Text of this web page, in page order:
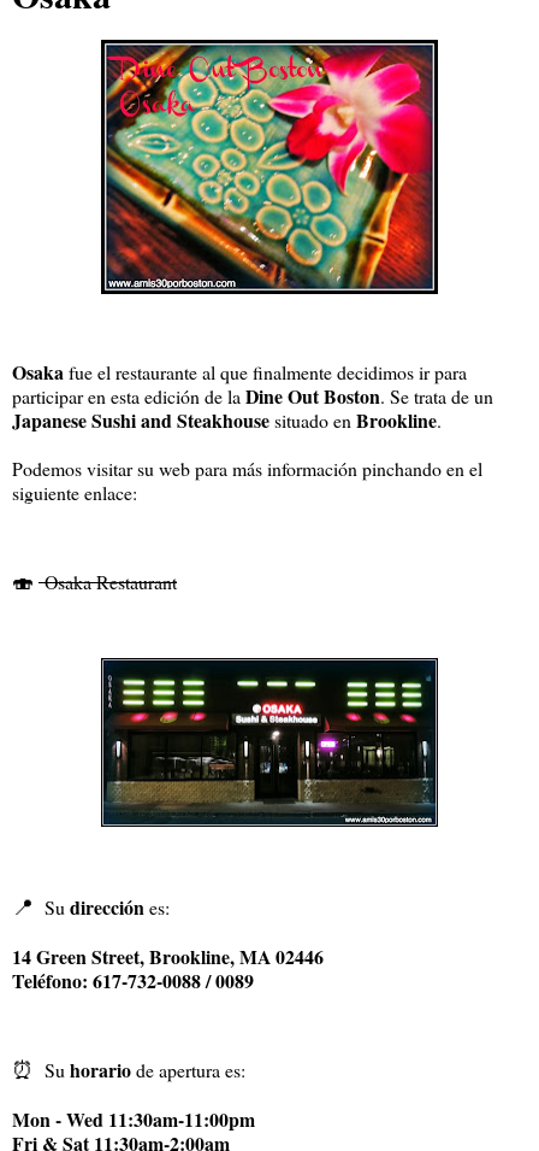
Osakafue el restaurante al que finalmente decidimos ir para
participar en esta edición de laDine Out Boston. Se trata de un
Japanese Sushi and Steakhousesituado enBrookline.
Podemos visitar su web para más información pinchando en el
siguiente enlace:
🍣 Osaka Restaurant
📍 Sudirecciónes:
14 Green Street, Brookline, MA 02446
Teléfono: 617-732-0088 / 0089
⏰ Su horariode apertura es:
Mon - Wed 11:30am-11:00pm
Fri & Sat 11:30am-2:00am